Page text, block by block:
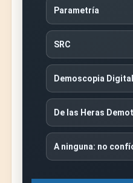
Parametría
SRC
Demoscopia Digital
De las Heras
A ninguna: no